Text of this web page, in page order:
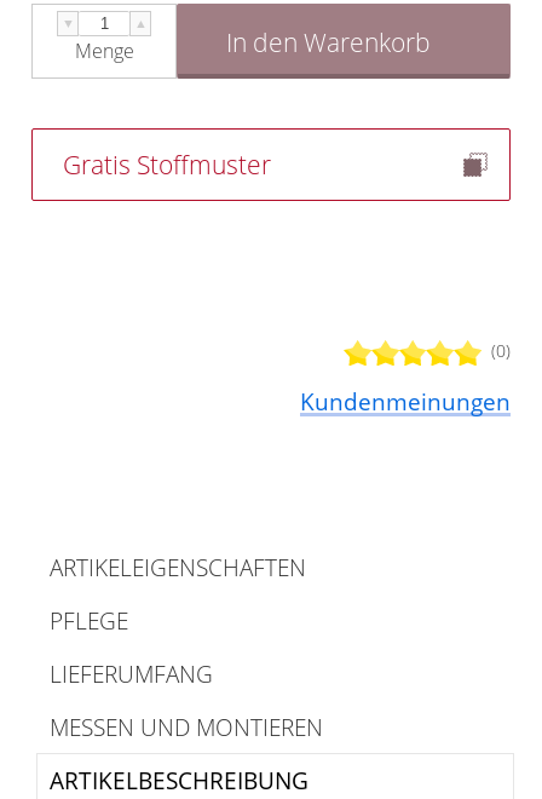
(0)
Kundenmeinungen
▼ ▲
Menge In den Warenkorb
Gratis Stoffmuster
ARTIKELBESCHREIBUNG
ARTIKELEIGENSCHAFTEN
PFLEGE
LIEFERUMFANG
MESSEN UND MONTIEREN